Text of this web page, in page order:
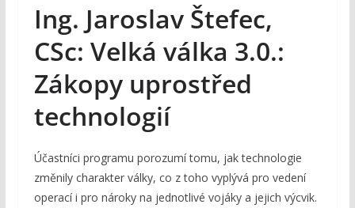
Ing. Jaroslav Štefec,
CSc: Velká válka 3.0.:
Zákopy uprostřed
technologií
Účastníci programu porozumí tomu, jak technologie
změnily charakter války, co z toho vyplývá pro vedení
operací i pro nároky na jednotlivé vojáky a jejich výcvik.